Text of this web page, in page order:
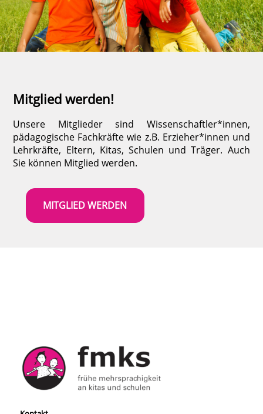
Mitglied werden!
Unsere Mitglieder sind Wissenschaftler*innen,
pädagogische Fachkräfte wie z.B. Erzieher*innen und
Lehrkräfte, Eltern, Kitas, Schulen und Träger. Auch
Sie können Mitglied werden.
MITGLIED WERDEN